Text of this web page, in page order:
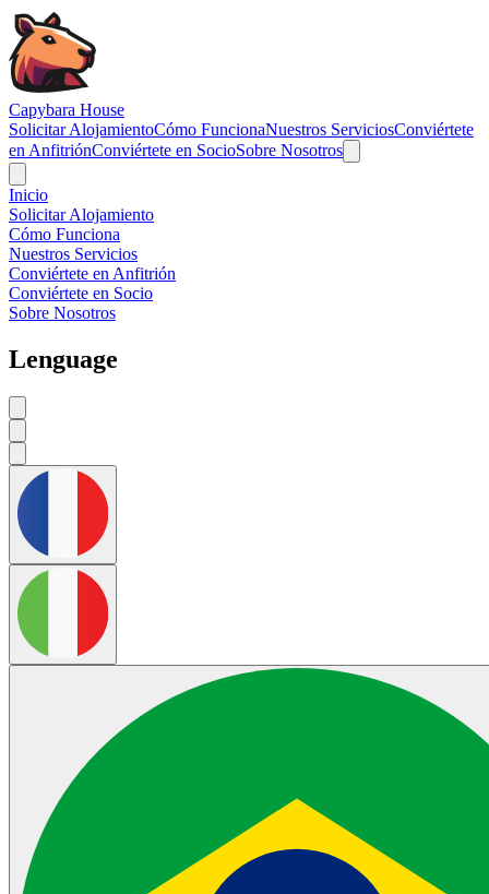
Navigated to Capybara House -
Capybara House
Solicitar AlojamientoCómo FuncionaNuestros ServiciosConviértete
en AnfitriónConviértete en SocioSobre Nosotros
Inicio
Solicitar Alojamiento
Cómo Funciona
Nuestros Servicios
Conviértete en Anfitrión
Conviértete en Socio
Sobre Nosotros
Lenguage